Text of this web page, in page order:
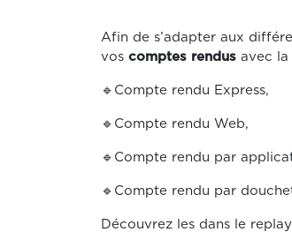
Afin de s’adapter aux
vos comptes rendus avec la
🔹Compte rendu Express,
🔹Compte rendu Web,
🔹Compte rendu par
🔹Compte rendu par
Découvrez les dans le